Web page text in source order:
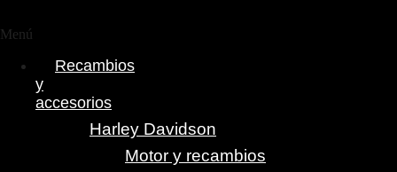
Menú
Recambios
y
accesorios
Harley Davidson
Motor y recambios